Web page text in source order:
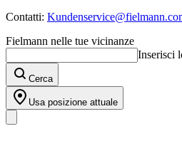
Contatti:
Fielmann nelle tue vicinanze
Inserisci
Cerca
Usa posizione attuale